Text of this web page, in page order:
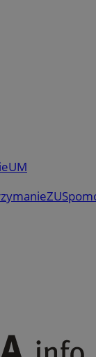
UM
ZUS